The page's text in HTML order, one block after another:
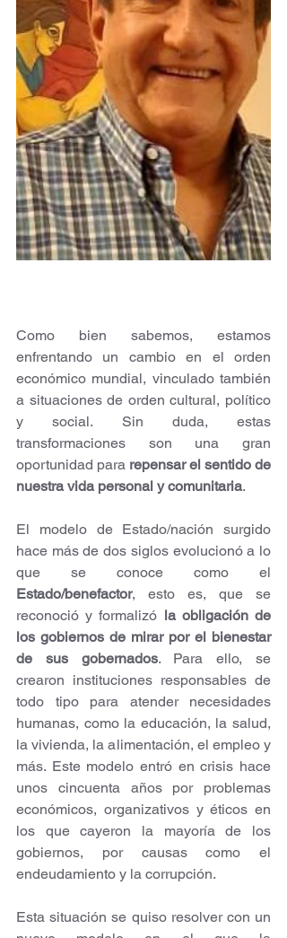
Como bien sabemos, estamos
enfrentando un cambio en el orden
económico mundial, vinculado también
a situaciones de orden cultural, político
y social. Sin duda, estas
transformaciones son una gran
oportunidad para repensar el sentido de
nuestra vida personal y comunitaria.
El modelo de Estado/nación surgido
hace más de dos siglos evolucionó a lo
Estado/benefactor, esto es, que se
reconoció y formalizó la obligación de
los gobiernos de mirar por el bienestar
de sus gobernados. Para ello, se
crearon instituciones responsables de
todo tipo para atender necesidades
humanas, como la educación, la salud,
la vivienda, la alimentación, el empleo y
más. Este modelo entró en crisis hace
unos cincuenta años por problemas
económicos, organizativos y éticos en
los que cayeron la mayoría de los
gobiernos, por causas como el
endeudamiento y la corrupción.
Esta situación se quiso resolver con un